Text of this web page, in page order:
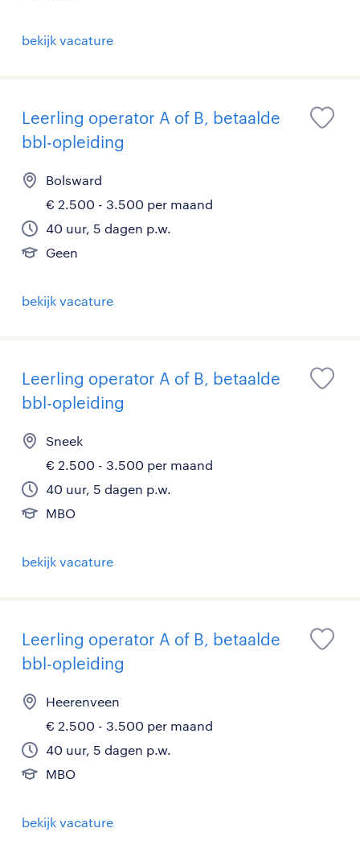
bekijk vacature
Leerling operator A of B, betaalde
bbl-opleiding
Bolsward
€ 2.500 - 3.500 per maand
40 uur, 5 dagen p.w.
Geen
bekijk vacature
Leerling operator A of B, betaalde
bbl-opleiding
Sneek
€ 2.500 - 3.500 per maand
40 uur, 5 dagen p.w.
MBO
bekijk vacature
Leerling operator A of B, betaalde
bbl-opleiding
Heerenveen
€ 2.500 - 3.500 per maand
40 uur, 5 dagen p.w.
MBO
bekijk vacature